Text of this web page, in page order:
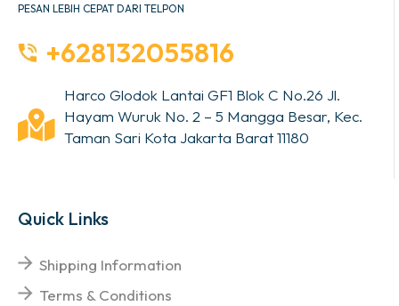
PESAN LEBIH CEPAT DARI TELPON
+628132055816
Harco Glodok Lantai GF1 Blok C No.26 Jl.
Hayam Wuruk No. 2 – 5 Mangga Besar, Kec.
Taman Sari Kota Jakarta Barat 11180
Quick Links
Shipping Information
Terms & Conditions